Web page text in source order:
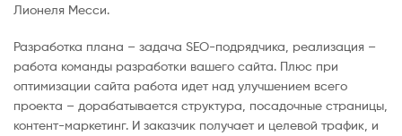
Лионеля Месси.
Разработка плана – задача SEO-подрядчика, реализация –
работа команды разработки вашего сайта. Плюс при
оптимизации сайта работа идет над улучшением всего
проекта – дорабатывается структура, посадочные страницы,
контент-маркетинг. И заказчик получает и целевой трафик, и